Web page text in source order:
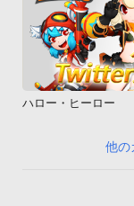
ハロー・ヒーロー
他の